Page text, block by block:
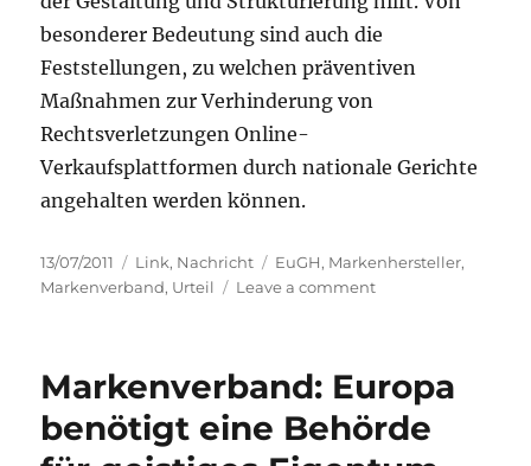
besonderer Bedeutung sind auch die
Feststellungen, zu welchen präventiven
Maßnahmen zur Verhinderung von
Rechtsverletzungen Online-
Verkaufsplattformen durch nationale Gerichte
angehalten werden können.
Posted
on
13/07/2011 Categories
Link, Nachricht Tags
EuGH, Markenhersteller,
Markenverband, Urteil Leave a commenton
Urteil
L’Oréal
vs.
eBay
Markenverband: Europa
benötigt eine Behörde